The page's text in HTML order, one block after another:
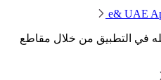
من خلال مقاطع